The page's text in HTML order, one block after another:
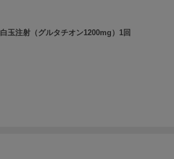
白玉注射（グルタチオン1200mg）1回